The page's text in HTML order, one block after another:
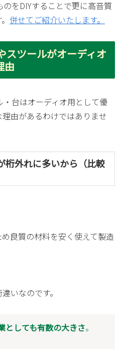
をDIYすることで更に高音質
併せてご紹介いたします。
ツールがオーディオ
由
・台はオーディオ用として優
由があるわけではありませ
桁外れに多いから（比較
良質の材料を安く使えて製造
いなのです。
としても有数の大きさ。